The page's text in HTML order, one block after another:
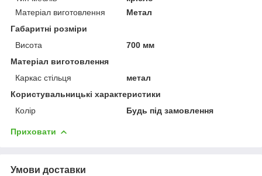
Матеріал виготовлення
Метал
Габаритні розміри
Висота
700 мм
Матеріал виготовлення
Каркас стільця
метал
Користувальницькі характеристики
Колір
Будь під замовлення
Приховати
Умови доставки